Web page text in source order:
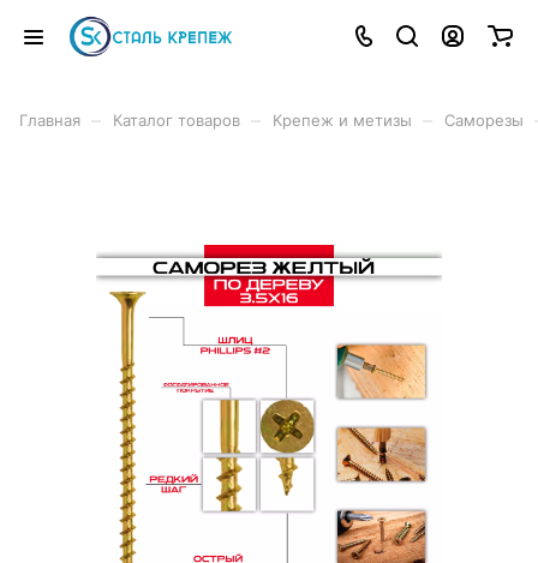
Главная Каталог товаров Крепеж и метизы Саморезы